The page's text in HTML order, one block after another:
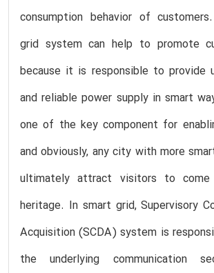
consumption behavior of
grid system can help to promote
because it is responsible to provide
and reliable power supply in smart
one of the key component for
and obviously, any city with more
ultimately attract visitors to
heritage. In smart grid, Supervisory
Acquisition (SCDA) system is
the underlying communication